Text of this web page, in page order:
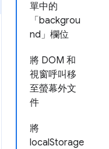
單中的
「backgrou
nd」欄位
將 DOM 和
視窗呼叫移
至螢幕外文
件
將
localStorage